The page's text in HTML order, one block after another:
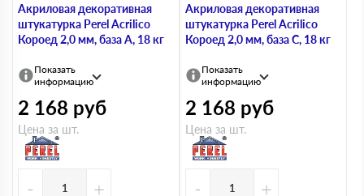
Акриловая декоративная
штукатурка Perel Acrilico
Короед 2,0 мм, база А, 18 кг
Показать
информацию
2 168 руб
Цена за шт.
- +
Акриловая декоративная
штукатурка Perel Acrilico
Короед 2,0 мм, база С, 18 кг
Показать
информацию
2 168 руб
Цена за шт.
- +